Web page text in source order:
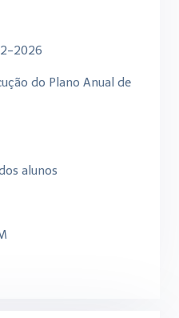
2026
do Plano Anual de
alunos